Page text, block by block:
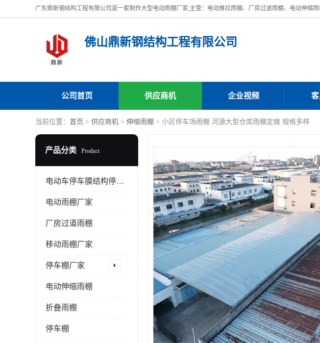
佛山鼎新钢结构工程有限公司
公司首页 供应商机 企业视频
当前位置： 首页 > 供应商机 > 伸缩雨棚 > 小区停车场雨棚 河源大型仓库雨棚定做 规格多样
产品分类 Product
电动车停车膜结构停车棚
电动雨棚厂家
厂房过道雨棚
移动雨棚厂家
停车棚厂家
电动伸缩雨棚
折叠雨棚
停车棚